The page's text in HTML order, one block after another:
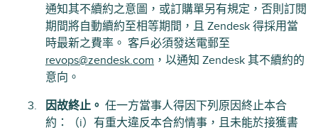
通知其不續約之意圖，或訂購單另有規定，否則訂閱
期間將自動續約至相等期間，且 Zendesk 得採用當
時最新之費率。 客戶必須發送電郵至
revops@zendesk.com ，以通知 Zendesk 其不續約的
意向。
因故終止。 任一方當事人得因下列原因終止本合
約：（i）有重大違反本合約情事，且未能於接獲書